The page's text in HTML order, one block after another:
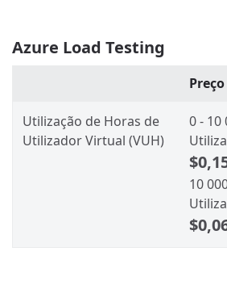
Azure Load Testing
Preço
Utilização de Horas de
Utilizador Virtual (VUH)
0 - 10
10